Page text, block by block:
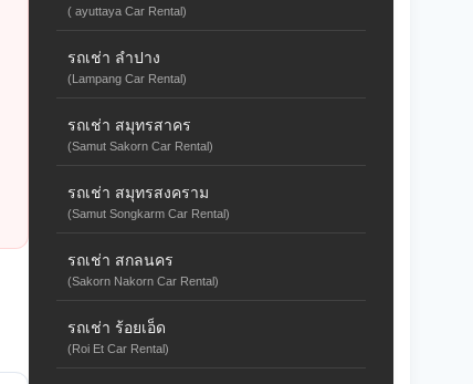
( ayuttaya Car Rental)
รถเช่า ลำปาง
(Lampang Car Rental)
รถเช่า สมุทรสาคร
(Samut Sakorn Car Rental)
รถเช่า สมุทรสงคราม
(Samut Songkarm Car Rental)
รถเช่า สกลนคร
(Sakorn Nakorn Car Rental)
รถเช่า ร้อยเอ็ด
(Roi Et Car Rental)